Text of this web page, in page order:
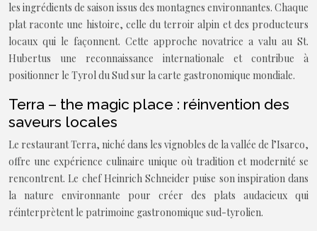
les ingrédients de saison issus des montagnes environnantes. Chaque
plat raconte une histoire, celle du terroir alpin et des producteurs
locaux qui le façonnent. Cette approche novatrice a valu au St.
Hubertus une reconnaissance internationale et contribue à
positionner le Tyrol du Sud sur la carte gastronomique mondiale.
Terra – the magic place : réinvention des
saveurs locales
Le restaurant Terra, niché dans les vignobles de la vallée de l’Isarco,
offre une expérience culinaire unique où tradition et modernité se
rencontrent. Le chef Heinrich Schneider puise son inspiration dans
la nature environnante pour créer des plats audacieux qui
réinterprètent le patrimoine gastronomique sud-tyrolien.